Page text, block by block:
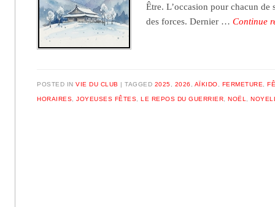
Être. L’occasion pour chacun de
des forces. Dernier …Continue
POSTED INVIE DU CLUB TAGGED 2025 2026 AÏKIDO FERMETURE ,
HORAIRES ,JOYEUSES FÊTES ,LE REPOS DU GUERRIER ,NOËL ,